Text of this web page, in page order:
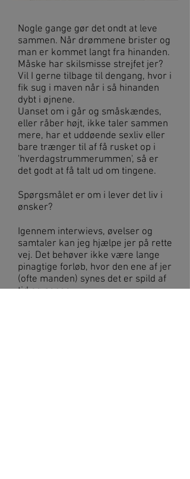
Nogle gange gør det ondt at leve
sammen. Når drømmene brister og
man er kommet langt fra hinanden.
Måske har skilsmisse strejfet jer?
Vil I gerne tilbage til dengang, hvor i
fik sug i maven når i så hinanden
dybt i øjnene.
Uanset om i går og småskændes,
eller råber højt, ikke taler sammen
mere, har et uddøende sexliv eller
bare trænger til af få rusket op i
'hverdagstrummerummen', så er
det godt at få talt ud om tingene.
Spørgsmålet er om i lever det liv i
ønsker?
Igennem interwievs, øvelser og
samtaler kan jeg hjælpe jer på rette
vej. Det behøver ikke være lange
pinagtige forløb, hvor den ene af jer
(ofte manden) synes det er spild af
tid og penge.